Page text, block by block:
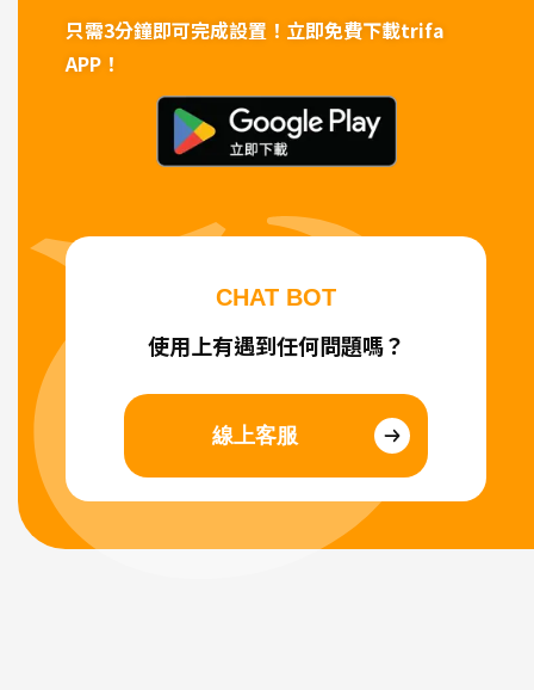
只需3分鐘即可完成設置！ 立即免費下載trifa
APP！
CHAT BOT
使用上有遇到任何問題嗎？
線上客服